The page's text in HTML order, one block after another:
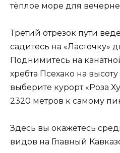
тёплое море для
Третий отрезок пути
садитесь на «Ласточку»
Поднимитесь на
хребта Псехако на
выберите курорт «Роза
2320 метров к самому
Здесь вы окажетесь
видов на Главный